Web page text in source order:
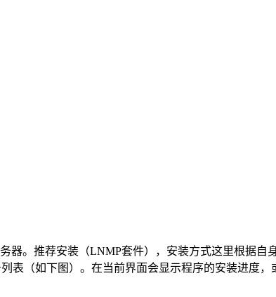
器。推荐安装（LNMP套件），安装方式这里根据自
（如下图）。在当前界面会显示程序的安装进度，